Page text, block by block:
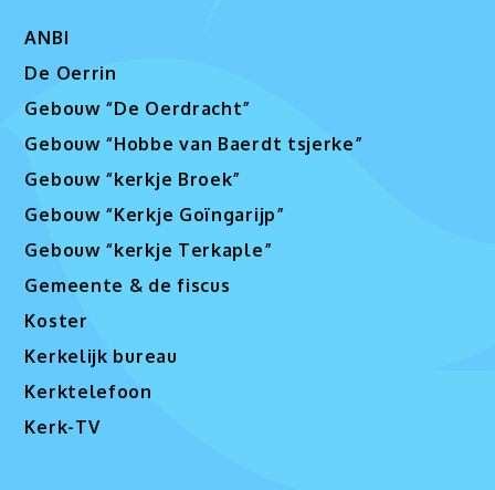
ANBI
De Oerrin
Gebouw “De Oerdracht”
Gebouw “Hobbe van Baerdt tsjerke”
Gebouw “kerkje Broek”
Gebouw “Kerkje Goïngarijp”
Gebouw “kerkje Terkaple”
Gemeente & de fiscus
Koster
Kerkelijk bureau
Kerktelefoon
Kerk-TV